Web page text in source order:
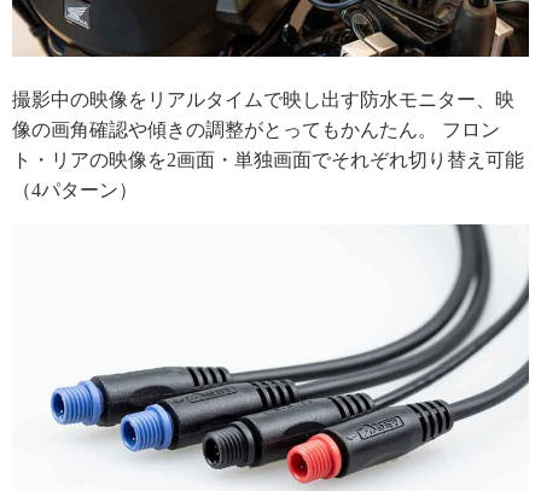
撮影中の映像をリアルタイムで映し出す防水モニター、映
像の画角確認や傾きの調整がとってもかんたん。 フロン
ト・リアの映像を2画面・単独画面でそれぞれ切り替え可能
（4パターン）